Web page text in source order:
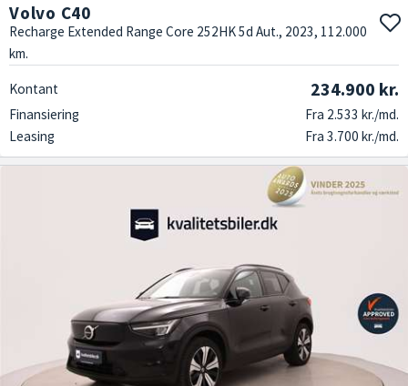
Volvo C40
Recharge Extended Range Core 252HK 5d Aut., 2023, 112.000
km.
Kontant 234.900 kr.
Finansiering
Fra 2.533 kr./md.
Leasing
Fra 3.700 kr./md.